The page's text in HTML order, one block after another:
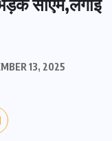
13, 2025